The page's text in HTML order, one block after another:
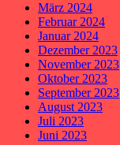
März 2024
Februar 2024
Januar 2024
Dezember 2023
November 2023
Oktober 2023
September 2023
August 2023
Juli 2023
Juni 2023